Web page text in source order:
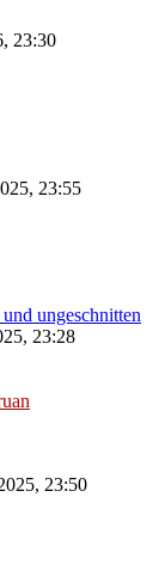
23:30
23:55
ungeschnitten
23:28
23:50